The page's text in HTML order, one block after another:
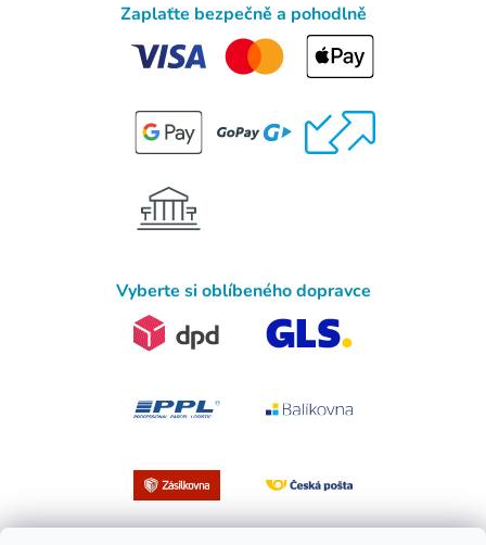
Zaplaťte bezpečně a pohodlně
Vyberte si oblíbeného dopravce